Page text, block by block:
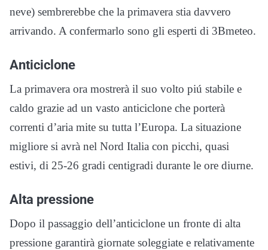
neve) sembrerebbe che la primavera stia davvero
arrivando. A confermarlo sono gli esperti di 3Bmeteo.
Anticiclone
La primavera ora mostrerà il suo volto piú stabile e
caldo grazie ad un vasto anticiclone che porterà
correnti d’aria mite su tutta l’Europa. La situazione
migliore si avrà nel Nord Italia con picchi, quasi
estivi, di 25-26 gradi centigradi durante le ore diurne.
Alta pressione
Dopo il passaggio dell’anticiclone un fronte di alta
pressione garantirà giornate soleggiate e relativamente